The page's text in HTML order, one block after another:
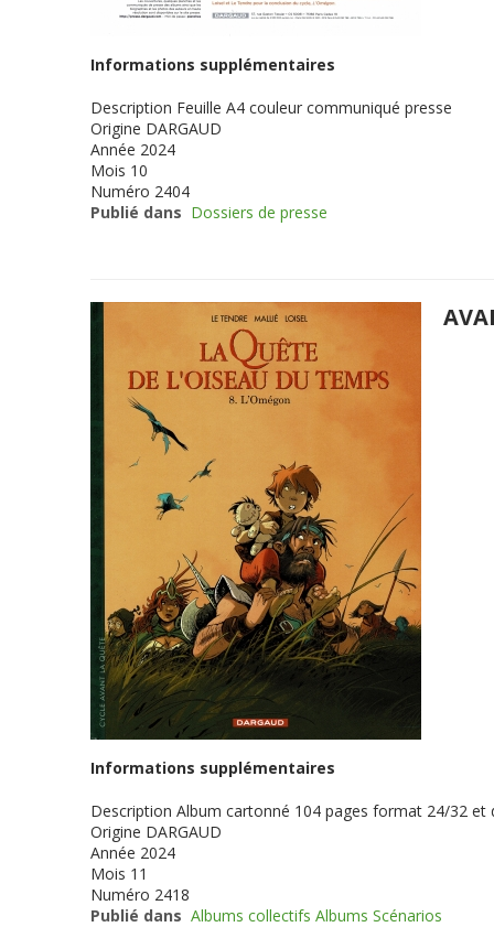
Informations supplémentaires
Description Feuille A4 couleur communiqué presse
Origine DARGAUD
Année 2024
Mois 10
Numéro 2404
Publié dans Dossiers de presse
Informations supplémentaires
Description Album cartonné 104 pages format 24/32 et
Origine DARGAUD
Année 2024
Mois 11
Numéro 2418
Publié dans Albums collectifs Albums Scénarios